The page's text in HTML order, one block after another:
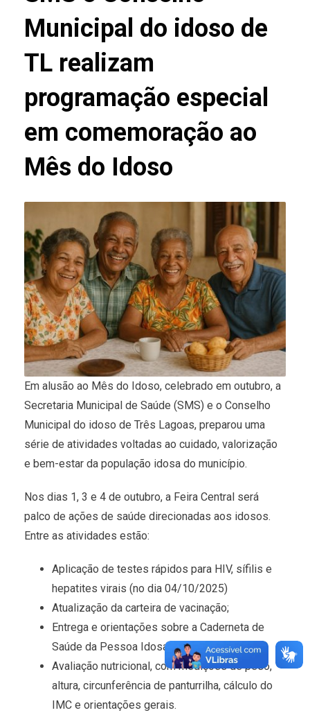
Municipal do idoso de
TL realizam
programação especial
em comemoração ao
Mês do Idoso
Em alusão ao Mês do Idoso, celebrado em outubro, a
Secretaria Municipal de Saúde (SMS) e o Conselho
Municipal do idoso de Três Lagoas, preparou uma
série de atividades voltadas ao cuidado, valorização
e bem-estar da população idosa do município.
Nos dias 1, 3 e 4 de outubro, a Feira Central será
palco de ações de saúde direcionadas aos idosos.
Entre as atividades estão:
Aplicação de testes rápidos para HIV, sífilis e
hepatites virais (no dia 04/10/2025)
Atualização da carteira de vacinação;
Entrega e orientações sobre a Caderneta de
Saúde da Pessoa Idosa;
Avaliação nutricional, com medições de peso,
altura, circunferência de panturrilha, cálculo do
IMC e orientações gerais.